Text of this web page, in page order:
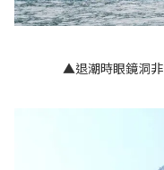
▲退潮時眼鏡洞非